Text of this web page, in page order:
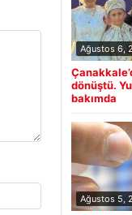
Ağustos 6,
dönüştü.
bakımda
Ağustos 5,